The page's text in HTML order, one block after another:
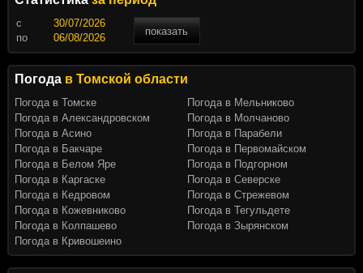
c
показать
по
Погода в Томской области
Погода в Томске
Погода в Александровском
Погода в Асино
Погода в Бакчаре
Погода в Белом Яре
Погода в Каргаске
Погода в Кедровом
Погода в Кожевниково
Погода в Колпашево
Погода в Кривошеино
Погода в Мельниково
Погода в Молчаново
Погода в Парабели
Погода в Первомайском
Погода в Подгорном
Погода в Северске
Погода в Стрежевом
Погода в Тегульдете
Погода в Зырянском